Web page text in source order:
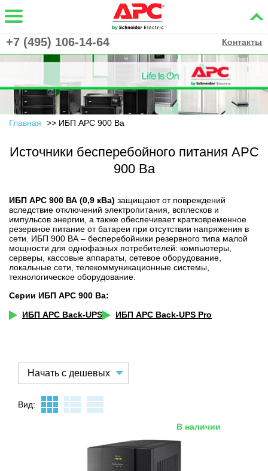
+7 (495) 106-14-64 Контакты
Главная ИБП APC 900 Ва
Источники бесперебойного питания APC
900 Ва
ИБП APC 900 ВА (0,9 кВа) защищают от повреждений
вследствие отключений электропитания, всплесков и
импульсов энергии, а также обеспечивает кратковременное
резервное питание от батареи при отсутствии напряжения в
сети. ИБП 900 ВА – бесперебойники резервного типа малой
мощности для однофазных потребителей: компьютеры,
серверы, кассовые аппараты, сетевое оборудование,
локальные сети, телекоммуникационные системы,
технологическое оборудование.
Серии ИБП APC 900 Ва:
ИБП APC Back-UPS
ИБП APC Back-UPS Pro
Вид:
В наличии